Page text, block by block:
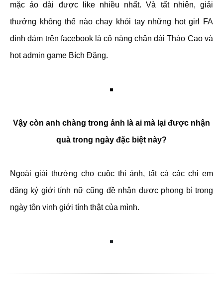
mặc áo dài được like nhiều nhất. Và tất nhiên, giải
thưởng không thể nào chạy khỏi tay những hot girl FA
đình đám trên facebook là cô nàng chân dài Thảo Cao và
hot admin game Bích Đặng.
Vậy còn anh chàng trong ảnh là ai mà lại được nhận
quà trong ngày đặc biệt này?
Ngoài giải thưởng cho cuộc thi ảnh, tất cả các chị em
đăng ký giới tính nữ cũng đề nhận được phong bì trong
ngày tôn vinh giới tính thật của mình.